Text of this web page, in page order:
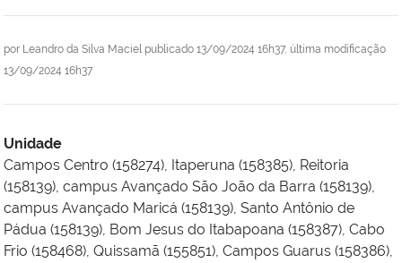
por Leandro da Silva Maciel publicado 13/09/2024 16h37, última modificação
13/09/2024 16h37
Unidade
Campos Centro (158274), Itaperuna (158385), Reitoria
(158139), campus Avançado São João da Barra (158139),
campus Avançado Maricá (158139), Santo Antônio de
Pádua (158139), Bom Jesus do Itabapoana (158387), Cabo
Frio (158468), Quissamã (155851), Campos Guarus (158386),